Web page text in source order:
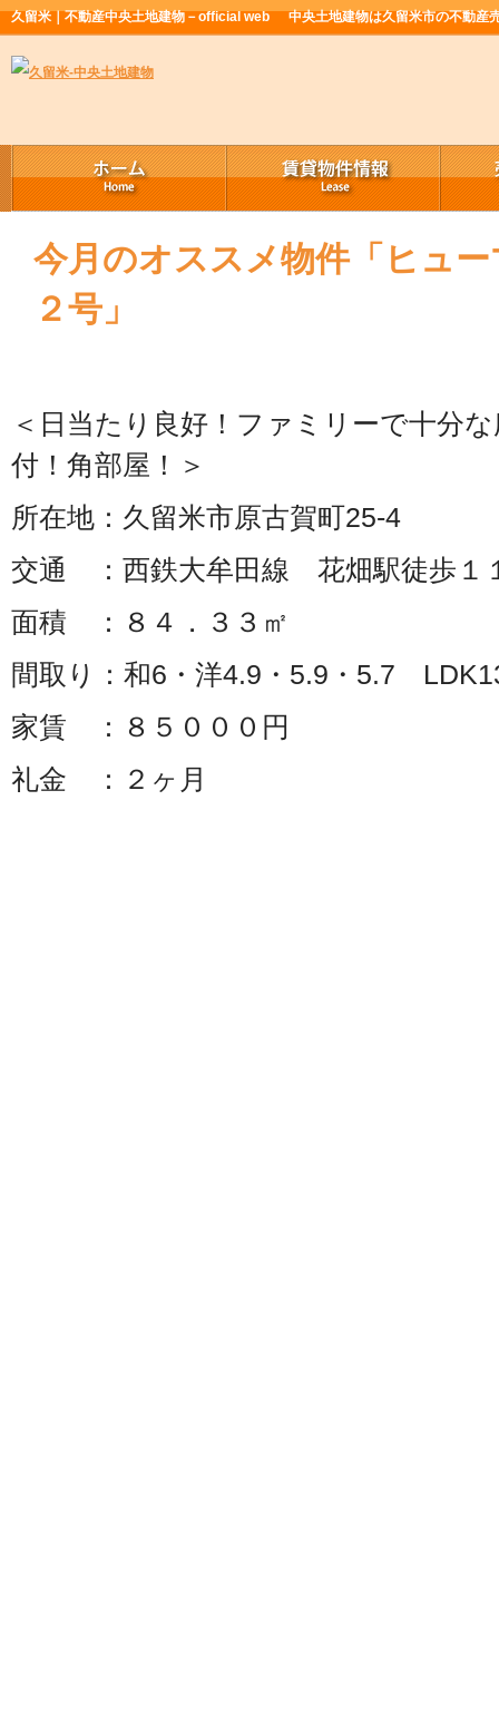
久留米｜不動産中央土地建物－official web 中央土地建物は久留米市の不動産
今月のオススメ物件「ヒュ
２号」
＜日当たり良好！ファミリーで十分
付！角部屋！＞
所在地：久留米市原古賀町25-4
交通 ：西鉄大牟田線 花畑駅徒歩１
面積 ：８４．３３㎡
間取り：和6・洋4.9・5.9・5.7
家賃 ：８５０００円
礼金 ：２ヶ月